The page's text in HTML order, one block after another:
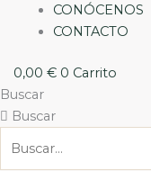
CONÓCENOS
CONTACTO
0,00 € 0 Carrito
Buscar
Buscar